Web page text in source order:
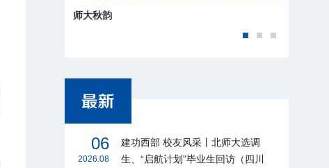
师大秋韵
06
2026.08
建功西部 校友风采丨北师大选调
生、“启航计划”毕业生回访（四川